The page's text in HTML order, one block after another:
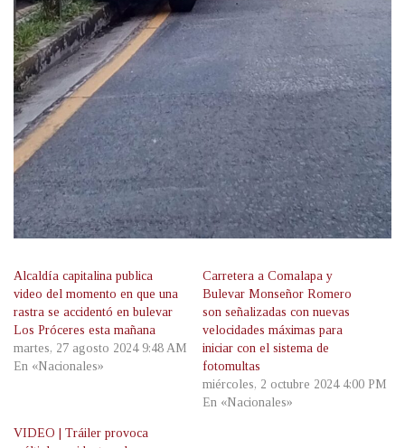
Alcaldía capitalina publica
video del momento en que una
rastra se accidentó en bulevar
Los Próceres esta mañana
martes, 27 agosto 2024 9:48 AM
En «Nacionales»
Carretera a Comalapa y
Bulevar Monseñor Romero
son señalizadas con nuevas
velocidades máximas para
iniciar con el sistema de
fotomultas
miércoles, 2 octubre 2024 4:00 PM
En «Nacionales»
VIDEO | Tráiler provoca